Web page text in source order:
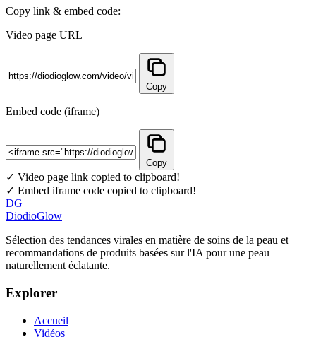
Copy link & embed code:
Video page URL
Copy
Embed code (iframe)
Copy
✓ Video page link copied to clipboard!
✓ Embed iframe code copied to clipboard!
DG
DiodioGlow
Sélection des tendances virales en matière de soins de la peau et
recommandations de produits basées sur l'IA pour une peau
naturellement éclatante.
Explorer
Accueil
Vidéos